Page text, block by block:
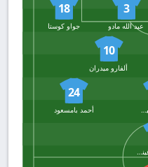
3
عبد الله مادو
18
جواو كوستا
10
ألفارو ميدران
فيكتور فينيسيوس فيتينيو
24
أحمد بامسعود
جورجينيو فينالدوم